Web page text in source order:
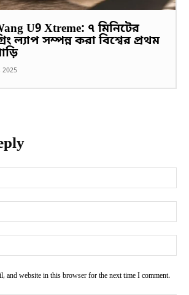
U9 Xtreme: ৭ মিনিটের
ল্যাপ সম্পন্ন করা বিশ্বের প্রথম
2025
and website in this browser for the next time I comment.